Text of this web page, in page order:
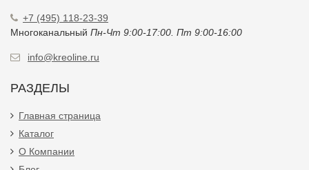
+7 (495) 118-23-39
Многоканальный Пн-Чт 9:00-17:00. Пт 9:00-16:00
info@kreoline.ru
РАЗДЕЛЫ
Главная страница
Каталог
О Компании